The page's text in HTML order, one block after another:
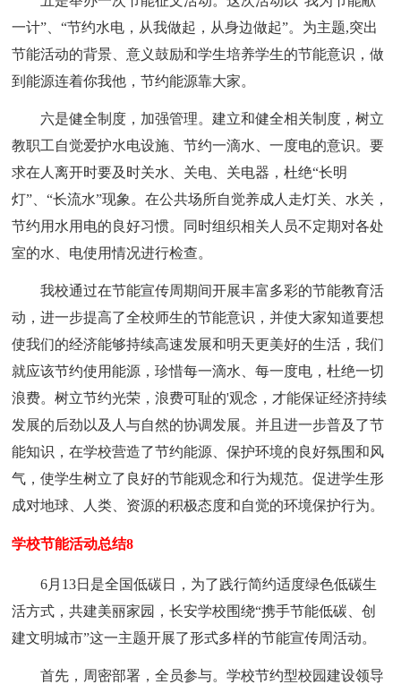
一计”、“节约水电，从我做起，从身边做起”。为主题,突出
节能活动的背景、意义鼓励和学生培养学生的节能意识，做
到能源连着你我他，节约能源靠大家。
六是健全制度，加强管理。建立和健全相关制度，树立
教职工自觉爱护水电设施、节约一滴水、一度电的意识。要
求在人离开时要及时关水、关电、关电器，杜绝“长明
灯”、“长流水”现象。在公共场所自觉养成人走灯关、水关，
节约用水用电的良好习惯。同时组织相关人员不定期对各处
室的水、电使用情况进行检查。
我校通过在节能宣传周期间开展丰富多彩的节能教育活
动，进一步提高了全校师生的节能意识，并使大家知道要想
使我们的经济能够持续高速发展和明天更美好的生活，我们
就应该节约使用能源，珍惜每一滴水、每一度电，杜绝一切
浪费。树立节约光荣，浪费可耻的'观念，才能保证经济持续
发展的后劲以及人与自然的协调发展。并且进一步普及了节
能知识，在学校营造了节约能源、保护环境的良好氛围和风
气，使学生树立了良好的节能观念和行为规范。促进学生形
成对地球、人类、资源的积极态度和自觉的环境保护行为。
学校节能活动总结8
6月13日是全国低碳日，为了践行简约适度绿色低碳生
活方式，共建美丽家园，长安学校围绕“携手节能低碳、创
建文明城市”这一主题开展了形式多样的节能宣传周活动。
首先，周密部署，全员参与。学校节约型校园建设领导